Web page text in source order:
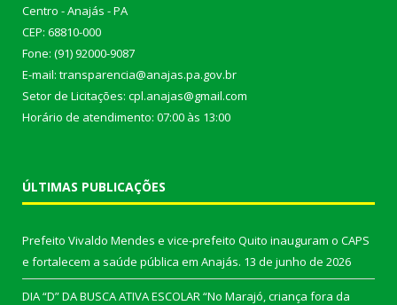
Centro - Anajás - PA
CEP: 68810-000
Fone: (91) 92000-9087
E-mail: transparencia@anajas.pa.gov.br
Setor de Licitações: cpl.anajas@gmail.com
Horário de atendimento: 07:00 às 13:00
ÚLTIMAS PUBLICAÇÕES
Prefeito Vivaldo Mendes e vice-prefeito Quito inauguram o CAPS
e fortalecem a saúde pública em Anajás. 13 de junho de 2026
DIA “D” DA BUSCA ATIVA ESCOLAR “No Marajó, criança fora da